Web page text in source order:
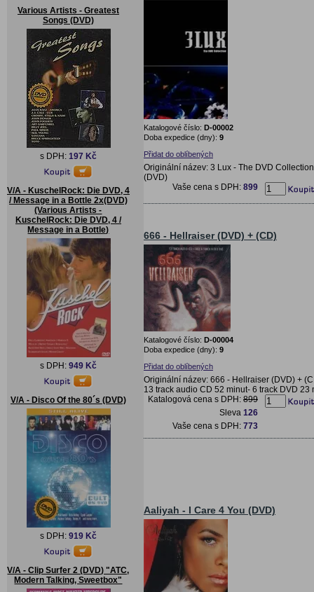
Various Artists - Greatest
Songs (DVD)
s DPH: 197 Kč
V/A - KuschelRock: Die DVD, 4
/ Message in a Bottle 2x(DVD)
(Various Artists -
KuschelRock: Die DVD, 4 /
Message in a Bottle)
s DPH: 949 Kč
V/A - Disco Of the 80´s (DVD)
s DPH: 919 Kč
V/A - Clip Surfer 2 (DVD) "ATC,
Modern Talking, Sweetbox"
Katalogové číslo: D-00002
Doba expedice (dny): 9
Přidat do oblíbených
Originální název: 3 Lux - The DVD Collection
(DVD)
Vaše cena s DPH: 899
666 - Hellraiser (DVD) + (CD)
Katalogové číslo: D-00004
Doba expedice (dny): 9
Přidat do oblíbených
Originální název: 666 - Hellraiser (DVD) +
13 track audio CD 52 minut- 6 track DVD 23
Katalogová cena s DPH: 899
Sleva 126
Vaše cena s DPH: 773
Aaliyah - I Care 4 You (DVD)